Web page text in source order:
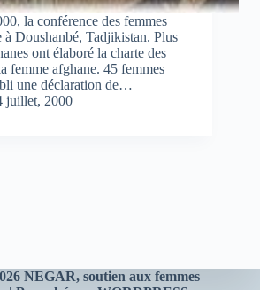
la conférence des femmes
à Doushanbé, Tadjikistan. Plus
ont élaboré la charte des
femme afghane. 45 femmes
une déclaration de…
juillet, 2000
NEGAR, soutien aux femmes